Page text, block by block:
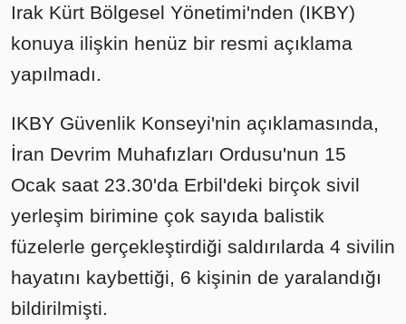
Irak Kürt Bölgesel Yönetimi'nden (IKBY)
konuya ilişkin henüz bir resmi açıklama
yapılmadı.
IKBY Güvenlik Konseyi'nin açıklamasında,
İran Devrim Muhafızları Ordusu'nun 15
Ocak saat 23.30'da Erbil'deki birçok sivil
yerleşim birimine çok sayıda balistik
füzelerle gerçekleştirdiği saldırılarda 4 sivilin
hayatını kaybettiği, 6 kişinin de yaralandığı
bildirilmişti.